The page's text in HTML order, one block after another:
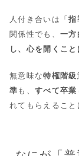
人付き合いは「指
関係性でも、一方
し、心を開くこと
無意味な特権階級
準も、すべて卒業
れてもらえること